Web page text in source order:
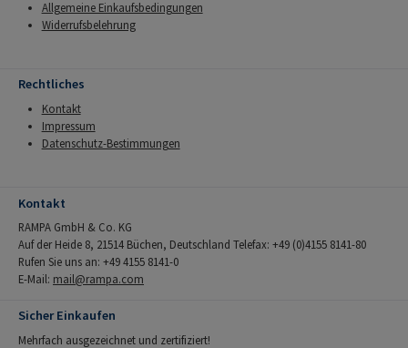
Allgemeine Einkaufsbedingungen
Widerrufsbelehrung
Rechtliches
Kontakt
Impressum
Datenschutz-Bestimmungen
Kontakt
RAMPA GmbH & Co. KG
Auf der Heide 8, 21514 Büchen, Deutschland Telefax: +49 (0)4155 8141-80
Rufen Sie uns an: +49 4155 8141-0
E-Mail: mail@rampa.com
Sicher Einkaufen
Mehrfach ausgezeichnet und zertifiziert!